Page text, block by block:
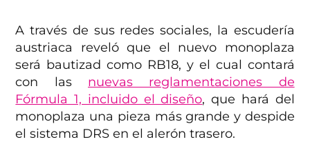
A través de sus redes sociales, la escudería
austriaca reveló que el nuevo monoplaza
será bautizad como RB18, y el cual contará
con las nuevas reglamentaciones de
Fórmula 1, incluido el diseño, que hará del
monoplaza una pieza más grande y despide
el sistema DRS en el alerón trasero.